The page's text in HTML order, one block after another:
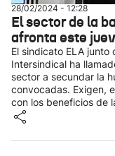
28/02/2024 - 12:28
El sector de la
afronta este
El sindicato ELA junto
Intersindical ha
sector a secundar la
convocadas. Exigen,
con los beneficios de